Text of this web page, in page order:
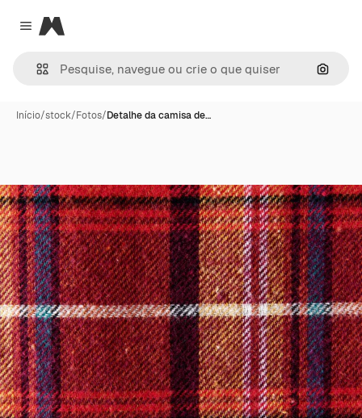
Close menu
Magnific
Início/stock/Fotos/Detalhe da camisa de…